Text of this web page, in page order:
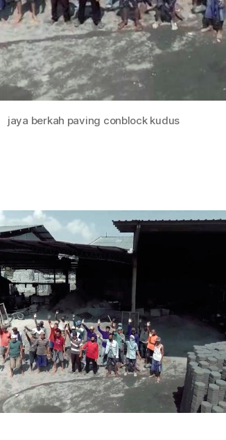
jaya berkah paving conblock kudus